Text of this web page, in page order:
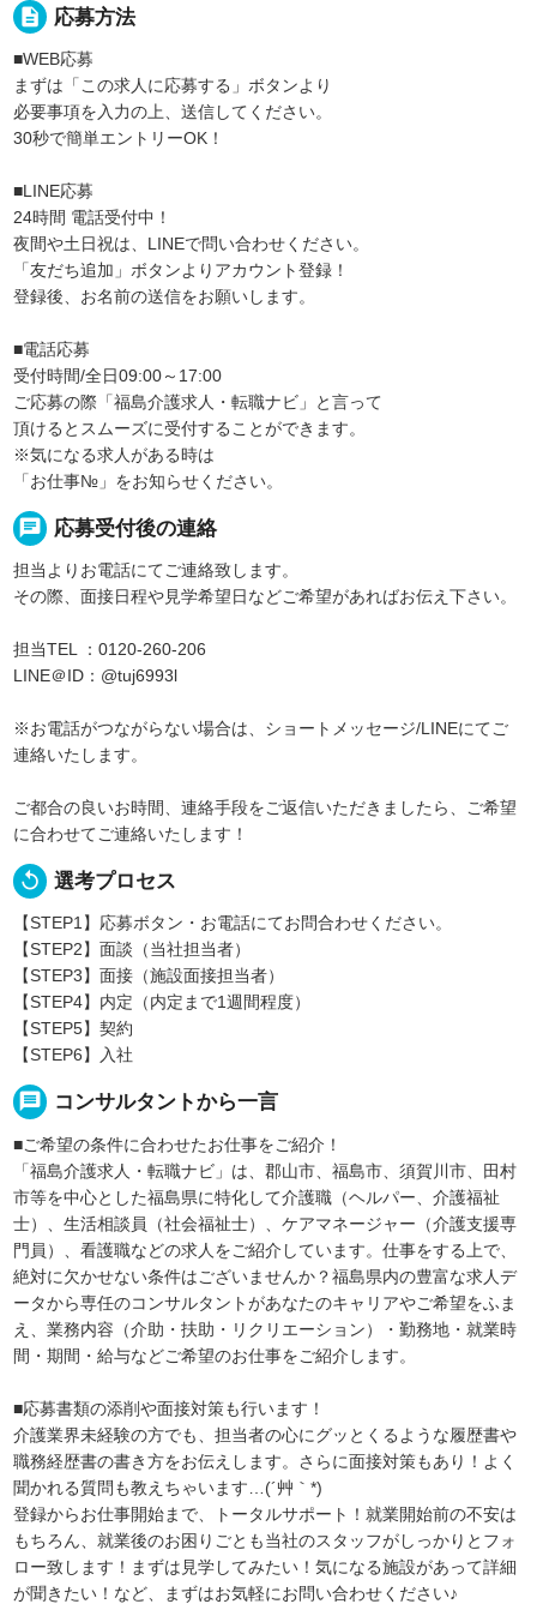
description 応募方法
■WEB応募
まずは「この求人に応募する」ボタンより
必要事項を入力の上、送信してください。
30秒で簡単エントリーOK！
■LINE応募
24時間 電話受付中！
夜間や土日祝は、LINEで問い合わせください。
「友だち追加」ボタンよりアカウント登録！
登録後、お名前の送信をお願いします。
■電話応募
受付時間/全日09:00～17:00
ご応募の際「福島介護求人・転職ナビ」と言って
頂けるとスムーズに受付することができます。
※気になる求人がある時は
「お仕事№」をお知らせください。
chat 応募受付後の連絡
担当よりお電話にてご連絡致します。
その際、面接日程や見学希望日などご希望があればお伝え下さい。
担当TEL ：0120-260-206
LINE＠ID：@tuj6993l
※お電話がつながらない場合は、ショートメッセージ/LINEにてご
連絡いたします。
ご都合の良いお時間、連絡手段をご返信いただきましたら、ご希望
に合わせてご連絡いたします！
replay 選考プロセス
【STEP1】応募ボタン・お電話にてお問合わせください。
【STEP2】面談（当社担当者）
【STEP3】面接（施設面接担当者）
【STEP4】内定（内定まで1週間程度）
【STEP5】契約
【STEP6】入社
message コンサルタントから一言
■ご希望の条件に合わせたお仕事をご紹介！
「福島介護求人・転職ナビ」は、郡山市、福島市、須賀川市、田村
市等を中心とした福島県に特化して介護職（ヘルパー、介護福祉
士）、生活相談員（社会福祉士）、ケアマネージャー（介護支援専
門員）、看護職などの求人をご紹介しています。仕事をする上で、
絶対に欠かせない条件はございませんか？福島県内の豊富な求人デ
ータから専任のコンサルタントがあなたのキャリアやご希望をふま
え、業務内容（介助・扶助・リクリエーション）・勤務地・就業時
間・期間・給与などご希望のお仕事をご紹介します。
■応募書類の添削や面接対策も行います！
介護業界未経験の方でも、担当者の心にグッとくるような履歴書や
職務経歴書の書き方をお伝えします。さらに面接対策もあり！よく
聞かれる質問も教えちゃいます…(´艸｀*)
登録からお仕事開始まで、トータルサポート！就業開始前の不安は
もちろん、就業後のお困りごとも当社のスタッフがしっかりとフォ
ロー致します！まずは見学してみたい！気になる施設があって詳細
が聞きたい！など、まずはお気軽にお問い合わせください♪